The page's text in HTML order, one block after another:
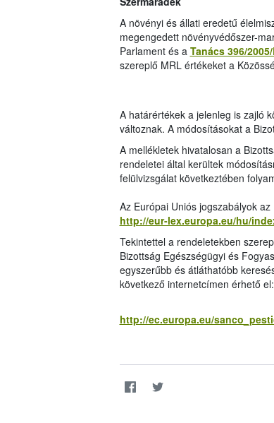
A növényi és állati eredetű
megengedett növényvédőszer-
Parlament és a Tanács 396/
szereplő MRL értékeket a
A határértékek a jelenleg is zajló
változnak. A módosításokat a
A mellékletek hivatalosan a
rendeletei által kerültek
felülvizsgálat következtében
Az Európai Uniós jogszabályok
http://eur-lex.europa.eu/hu/
Tekintettel a rendeletekben
Bizottság Egészségügyi és
egyszerűbb és átláthatóbb
következő internetcímen érhető el:
http://ec.europa.eu/